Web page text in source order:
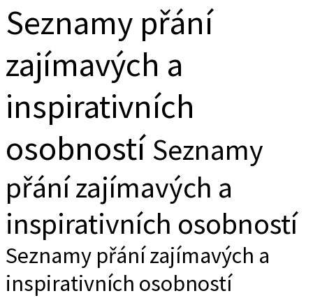
Seznamy přání
zajímavých a
inspirativních
osobnostíSeznamy
přání zajímavých a
inspirativních osobností
Seznamy přání zajímavých a
inspirativních osobností